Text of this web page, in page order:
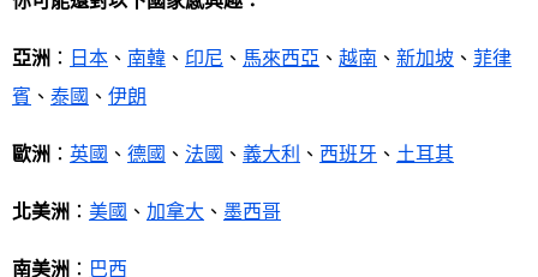
亞洲 ： 日本 、 南韓 、 印尼 、 馬來西亞 、 越南 、 新加坡 、 菲律
賓 、 泰國 、 伊朗
歐洲 ： 英國 、 德國 、 法國 、 義大利 、 西班牙 、 土耳其
北美洲 ： 美國 、 加拿大 、 墨西哥
南美洲 ： 巴西